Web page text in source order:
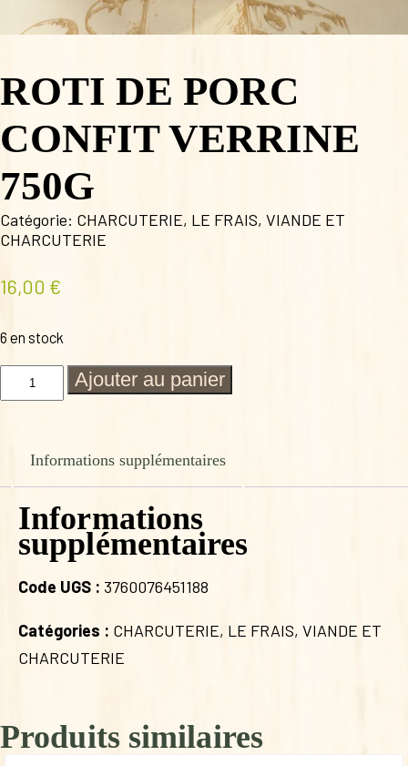
ROTI DE PORC
CONFIT VERRINE
750G
Catégorie: CHARCUTERIE, LE FRAIS, VIANDE ET
CHARCUTERIE
16,00 €
6 en stock
quantité
CONFIT
VERRINE
750G
Ajouter au panier
Informations supplémentaires
Informations
supplémentaires
Code UGS : 3760076451188
Catégories : CHARCUTERIE, LE FRAIS, VIANDE ET
CHARCUTERIE
Produits similaires